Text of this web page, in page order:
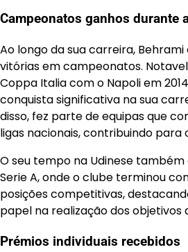
Campeonatos ganhos durante
Ao longo da sua carreira,
vitórias em campeonatos.
Coppa Italia com o Napoli em
conquista significativa na sua
disso, fez parte de equipas que
ligas nacionais, contribuindo para
O seu tempo na Udinese
Serie A, onde o clube terminou
posições competitivas,
papel na realização dos objetivos
Prémios individuais recebidos